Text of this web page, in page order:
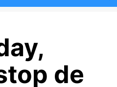
de